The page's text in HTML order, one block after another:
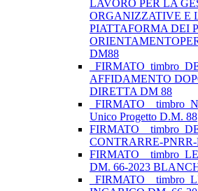
LAVORO PER LA
ORGANIZZATIVE E
PIATTAFORMA DEI
DM88
AFFIDAMENTO
DIRETTA DM 88
Unico Progetto D.M. 88
CONTRARRE-
DM. 66-2023